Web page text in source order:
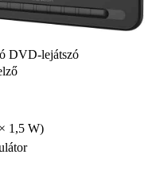
DVD-lejátszó
1,5 W)